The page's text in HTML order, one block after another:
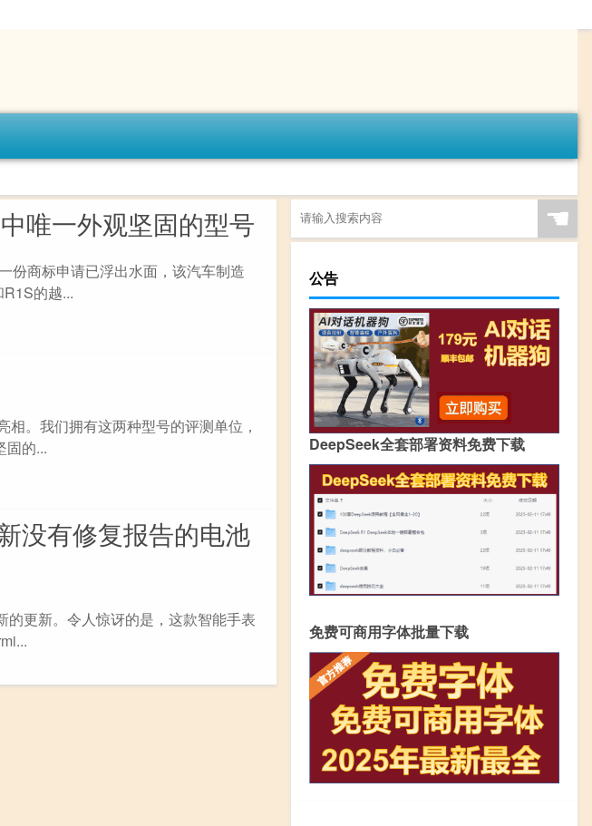
唯一外观坚固的型号
份商标申请已浮出水面，该汽车制造
的越...
。我们拥有这两种型号的评测单位，
固的...
没有修复报告的电池
更新。令人惊讶的是，这款智能手表
☚
公告
DeepSeek全套部署资料免费下载
免费可商用字体批量下载